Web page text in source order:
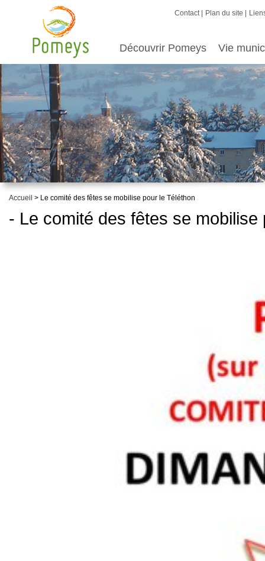
Contact Plan du site
Découvrir Pomeys Vie
Accueil > Le comité des fêtes se mobilise pour le Téléthon
- Le comité des fêtes se mobilise